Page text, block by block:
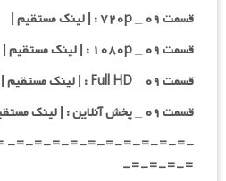
قسمت ۰۹ _ ۷۲۰p : | لینک مستقیم |
قسمت ۰۹ _ ۱۰۸۰p : | لینک مستقیم |
قسمت ۰۹ _ Full HD : | لینک مستقیم |
قسمت ۰۹ _ پخش آنلاین : | لینک مستقیم |
=-=- =-=-=-=-=-=-=-=-
=-=-=-=-